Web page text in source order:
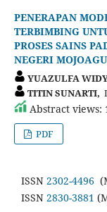
PENERAPAN
TERBIMBING
PROSES SAINS
NEGERI
YUAZULFA
TITIN SUNARTI,
Abstract views:
PDF
ISSN 2302-4496
ISSN 2830-3881